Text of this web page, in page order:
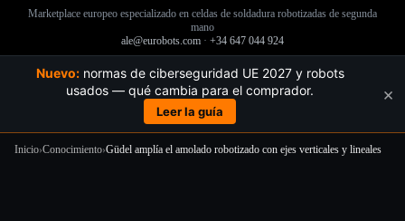
Marketplace europeo especializado en celdas de soldadura robotizadas de segunda
mano
ale@eurobots.com · +34 647 044 924
Nuevo:normas de ciberseguridad UE 2027 y robots
usados — qué cambia para el comprador.
Leer la guía
×
Inicio›Conocimiento›Güdel amplía el amolado robotizado con ejes verticales y lineales